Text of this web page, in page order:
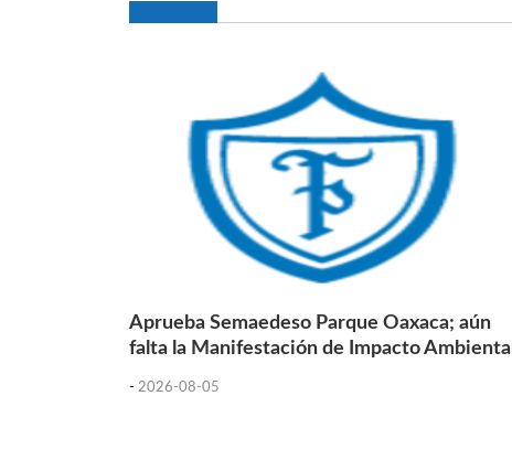
Aprueba Semaedeso Parque Oaxaca; aún
falta la Manifestación de Impacto Ambiental
- 2026-08-05